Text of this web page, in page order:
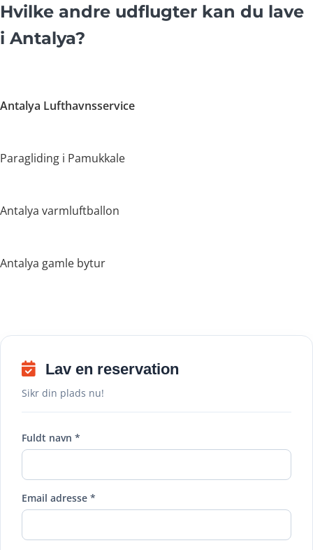
Hvilke andre udflugter kan du lave
i Antalya?
Antalya Lufthavnsservice
Paragliding i Pamukkale
Antalya varmluftballon
Antalya gamle bytur
Lav en reservation
Sikr din plads nu!
Fuldt navn *
Email adresse *